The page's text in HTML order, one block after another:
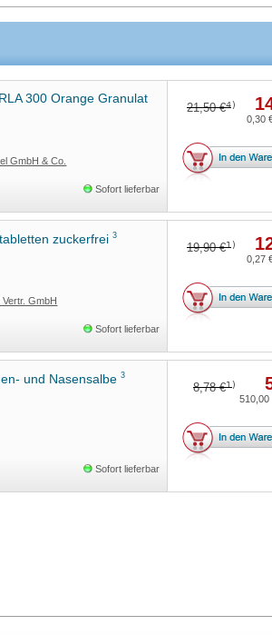
300 Orange Granulat
GmbH & Co.
Sofort lieferbar
21,50 €4)
0,30
zuckerfrei3
GmbH
Sofort lieferbar
19,90 €1)
0,27
und Nasensalbe3
Sofort lieferbar
8,78 €1)
510,00